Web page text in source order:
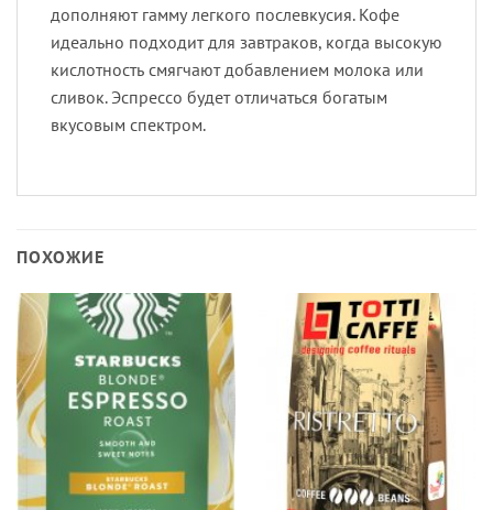
дополняют гамму легкого послевкусия. Кофе
идеально подходит для завтраков, когда высокую
кислотность смягчают добавлением молока или
сливок. Эспрессо будет отличаться богатым
вкусовым спектром.
ПОХОЖИЕ